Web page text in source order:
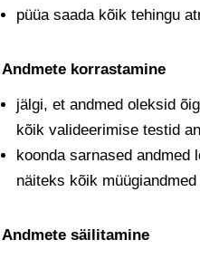
püüa saada kõik tehingu
Andmete korrastamine
jälgi, et andmed oleksid
kõik valideerimise testid
koonda sarnased andmed
näiteks kõik
Andmete säilitamine